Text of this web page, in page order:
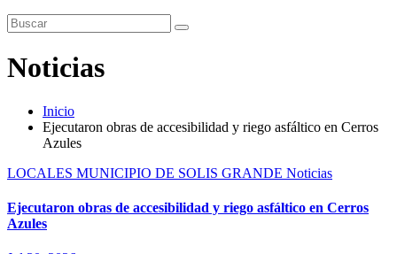
Noticias
Inicio
Ejecutaron obras de accesibilidad y riego asfáltico en Cerros
Azules
LOCALES MUNICIPIO DE SOLIS GRANDE Noticias
Ejecutaron obras de accesibilidad y riego asfáltico en Cerros
Azules